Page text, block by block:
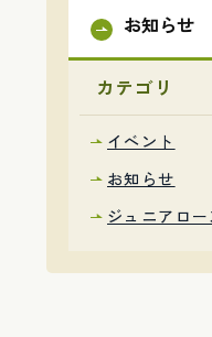
お知らせ
カテゴリ
イベント
お知らせ
ジュニアロ